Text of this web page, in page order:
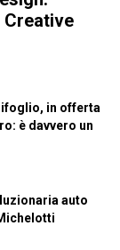
Creative
in offerta
è davvero un
auto